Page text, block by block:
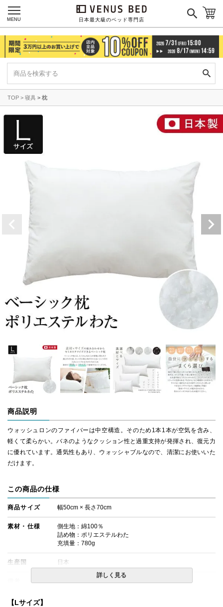
日本最大級のベッド専門店
MENU
TOP 寝具 枕
商品説明
ウォッシュロンのファイバーは中空構造。そのため1本1本が空気を含み、
軽くて柔らかい。バネのようなクッション性と過重支持が発揮され、復元力
に優れています。通気性もあり、ウォッシャブルなので、清潔にお使いいた
だけます。
この商品の仕様
商品サイズ 幅50cm × 長さ70cm
素材・仕様
側生地：綿100％
詰め物：ポリエステルわた
充填量：780g
生産国 日本
詳しく見る
【Lサイズ】